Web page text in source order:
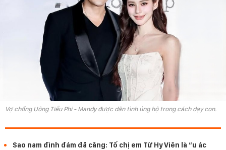
Vợ chồng Uông Tiểu Phi - Mandy được dân tình ủng hộ trong cách dạy con.
Sao nam đình đám đã căng: Tố chị em Từ Hy Viên là “u ác